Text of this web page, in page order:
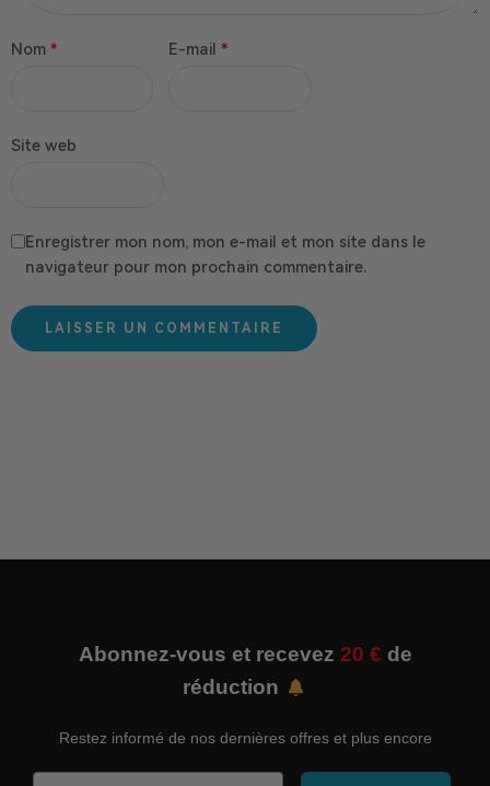
Nom * E-mail *
Site web
Enregistrer mon nom, mon e-mail et mon site dans le
navigateur pour mon prochain commentaire.
Abonnez-vous et recevez 20 € de
réduction
Restez informé de nos dernières offres et plus encore